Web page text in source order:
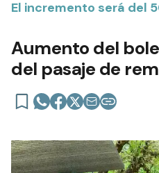
El incremento será del
Aumento del
del pasaje de